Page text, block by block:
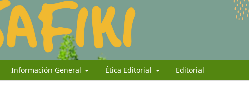
Información General Ética Editorial Editorial